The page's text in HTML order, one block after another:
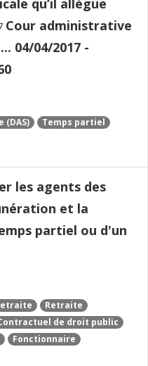
qu’il allègue
Cour administrative
04/04/2017 -
(DAS)
Temps partiel
les agents des
et la
partiel ou d'un
Retraite
de droit public
Fonctionnaire